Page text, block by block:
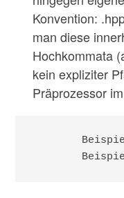
Konvention:
man diese
Hochkommata
kein expliziter
Präprozessor